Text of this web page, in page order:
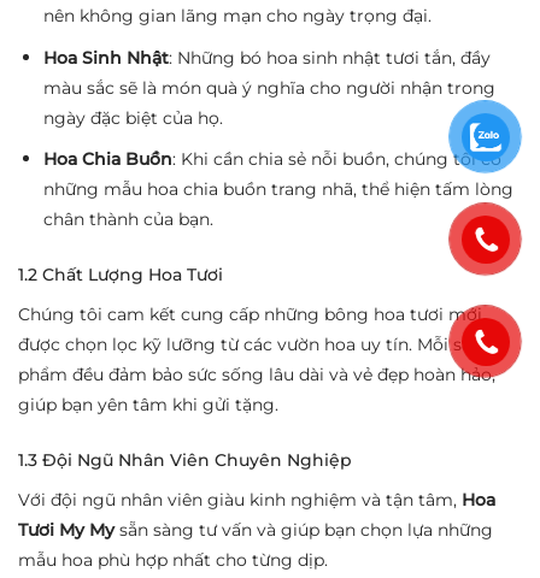
nên không gian lãng mạn cho ngày trọng đại.
Hoa Sinh Nhật: Những bó hoa sinh nhật tươi tắn, đầy
màu sắc sẽ là món quà ý nghĩa cho người nhận trong
ngày đặc biệt của họ.
Hoa Chia Buồn: Khi cần chia sẻ nỗi buồn, chúng tôi có
những mẫu hoa chia buồn trang nhã, thể hiện tấm lòng
chân thành của bạn.
1.2 Chất Lượng Hoa Tươi
Chúng tôi cam kết cung cấp những bông hoa tươi mới,
được chọn lọc kỹ lưỡng từ các vườn hoa uy tín. Mỗi sản
phẩm đều đảm bảo sức sống lâu dài và vẻ đẹp hoàn hảo,
giúp bạn yên tâm khi gửi tặng.
1.3 Đội Ngũ Nhân Viên Chuyên Nghiệp
Với đội ngũ nhân viên giàu kinh nghiệm và tận tâm, Hoa
Tươi My Mysẵn sàng tư vấn và giúp bạn chọn lựa những
mẫu hoa phù hợp nhất cho từng dịp.